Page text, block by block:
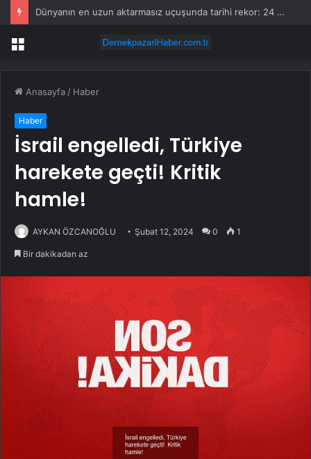
Dünyanın en uzun aktarmasız uçuşunda tarihi rekor: 24 saatten fazla havada kaldılar
Menü
Anasayfa / Haber
Haber
İsrail engelledi, Türkiye
harekete geçti! Kritik
hamle!
AYKAN ÖZCANOĞLU Şubat 12, 2024 0 1
Bir dakikadan az